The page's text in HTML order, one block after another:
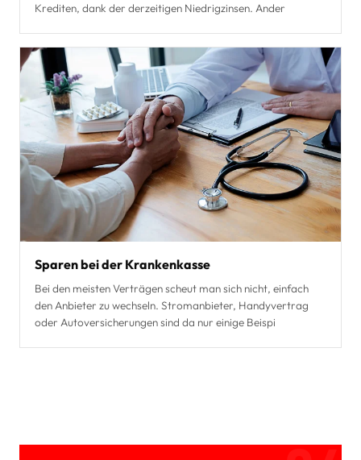
Krediten, dank der derzeitigen Niedrigzinsen. Ander
Sparen bei der Krankenkasse
Bei den meisten Verträgen scheut man sich nicht, einfach
den Anbieter zu wechseln. Stromanbieter, Handyvertrag
oder Autoversicherungen sind da nur einige Beispi